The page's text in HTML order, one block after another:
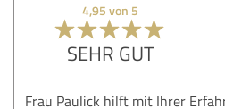
4,95 von 5
SEHR GUT
Frau Paulick hilft mit Ihrer